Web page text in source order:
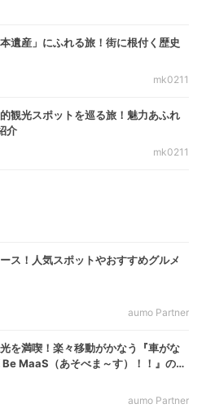
遺産」にふれる旅！街に根付く歴史
mk0211
観光スポットを巡る旅！魅力あふれ
介
mk0211
ス！人気スポットやおすすめグルメ
aumo Partner
を満喫！楽々移動がかなう『車がな
Be MaaS（あそべま～す）！！』の魅
aumo Partner